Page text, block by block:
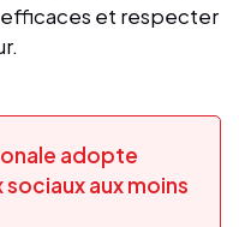
et respecter
adopte
aux moins